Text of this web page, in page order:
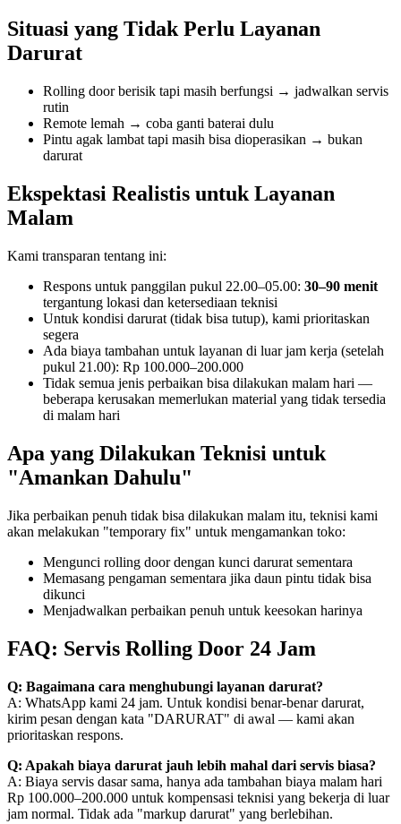
Situasi yang Tidak Perlu Layanan
Darurat
Rolling door berisik tapi masih berfungsi → jadwalkan servis
rutin
Remote lemah → coba ganti baterai dulu
Pintu agak lambat tapi masih bisa dioperasikan → bukan
darurat
Ekspektasi Realistis untuk Layanan
Malam
Kami transparan tentang ini:
Respons untuk panggilan pukul 22.00–05.00: 30–90 menit
tergantung lokasi dan ketersediaan teknisi
Untuk kondisi darurat (tidak bisa tutup), kami prioritaskan
segera
Ada biaya tambahan untuk layanan di luar jam kerja (setelah
pukul 21.00): Rp 100.000–200.000
Tidak semua jenis perbaikan bisa dilakukan malam hari —
beberapa kerusakan memerlukan material yang tidak tersedia
di malam hari
Apa yang Dilakukan Teknisi untuk
"Amankan Dahulu"
Jika perbaikan penuh tidak bisa dilakukan malam itu, teknisi kami
akan melakukan "temporary fix" untuk mengamankan toko:
Mengunci rolling door dengan kunci darurat sementara
Memasang pengaman sementara jika daun pintu tidak bisa
dikunci
Menjadwalkan perbaikan penuh untuk keesokan harinya
FAQ: Servis Rolling Door 24 Jam
Q: Bagaimana cara menghubungi layanan darurat?
A: WhatsApp kami 24 jam. Untuk kondisi benar-benar darurat,
kirim pesan dengan kata "DARURAT" di awal — kami akan
prioritaskan respons.
Q: Apakah biaya darurat jauh lebih mahal dari servis biasa?
A: Biaya servis dasar sama, hanya ada tambahan biaya malam hari
Rp 100.000–200.000 untuk kompensasi teknisi yang bekerja di luar
jam normal. Tidak ada "markup darurat" yang berlebihan.